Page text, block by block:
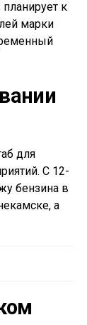
к
марки
для
С 12-
бензина в
а